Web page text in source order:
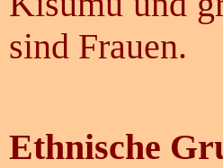
sind Frauen.
Ethnische